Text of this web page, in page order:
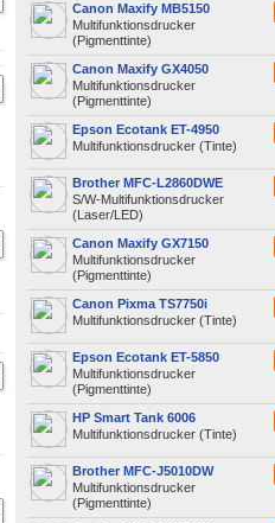
Canon Maxify MB5150
Multifunktionsdrucker
(Pigmenttinte)
Canon Maxify GX4050
Multifunktionsdrucker
(Pigmenttinte)
Epson Ecotank ET-4950
Multifunktionsdrucker (Tinte)
Brother MFC-L2860DWE
S/W-Multifunktionsdrucker
(Laser/LED)
Canon Maxify GX7150
Multifunktionsdrucker
(Pigmenttinte)
Canon Pixma TS7750i
Multifunktionsdrucker (Tinte)
Epson Ecotank ET-5850
Multifunktionsdrucker
(Pigmenttinte)
HP Smart Tank 6006
Multifunktionsdrucker (Tinte)
Brother MFC-J5010DW
Multifunktionsdrucker
(Pigmenttinte)